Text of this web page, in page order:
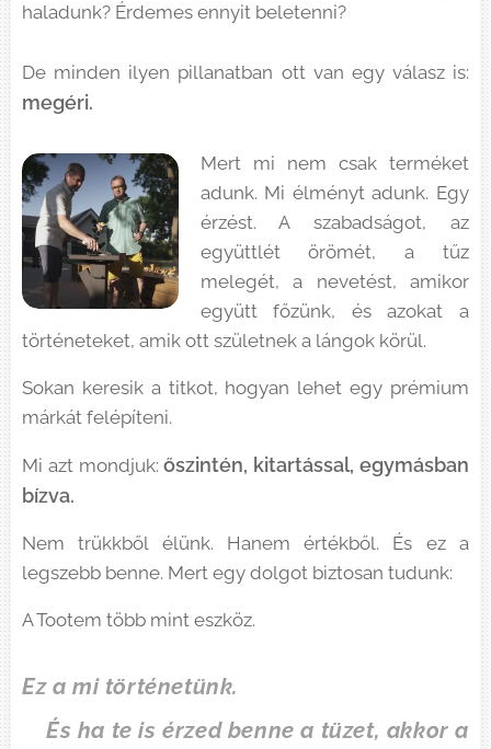
haladunk? Érdemes ennyit beletenni?
De minden ilyen pillanatban ott van egy válasz is:
megéri.
Mert mi nem csak terméket
adunk. Mi élményt adunk. Egy
érzést. A szabadságot, az
együttlét örömét, a tűz
melegét, a nevetést, amikor
együtt főzünk, és azokat a
történeteket, amik ott születnek a lángok körül.
Sokan keresik a titkot, hogyan lehet egy prémium
márkát felépíteni.
Mi azt mondjuk:őszintén, kitartással, egymásban
bízva.
Nem trükkből élünk. Hanem értékből. És ez a
legszebb benne. Mert egy dolgot biztosan tudunk:
A Tootem több mint eszköz.
Ez a mi történetünk.
És ha te is érzed benne a tüzet, akkor a